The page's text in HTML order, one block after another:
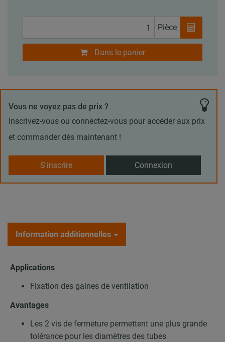
Pièce
Dans le panier
Vous ne voyez pas de prix ?
Inscrivez-vous ou connectez-vous pour accéder aux prix
et commander dès maintenant !
S'inscrire Connexion
Information additionnelles
Applications
Fixation des gaines de ventilation
Avantages
Les 2 vis de fermeture permettent une plus grande
tolérance pour les diamètres des tubes